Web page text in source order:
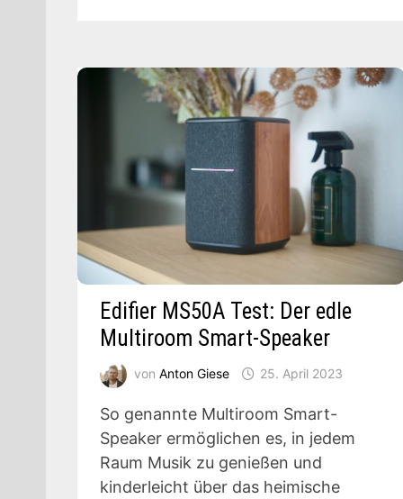
Edifier MS50A Test: Der edle
Multiroom Smart-Speaker
vonAnton Giese 25. April 2023
So genannte Multiroom Smart-
Speaker ermöglichen es, in jedem
Raum Musik zu genießen und
kinderleicht über das heimische